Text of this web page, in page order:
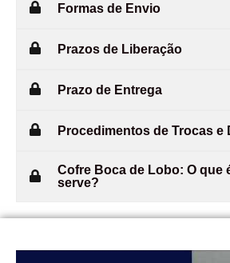
Formas de Envio
Prazos de Liberação
Prazo de Entrega
Procedimentos de Trocas e
Cofre Boca de Lobo: O que
serve?